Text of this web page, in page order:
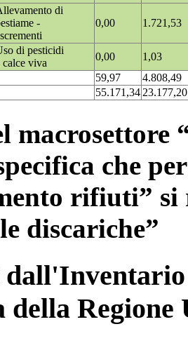
di
-
0,00 1.721,53
di pesticidi
calce viva
0,00
1,03
59,97
4.808,49
55.171,3423.177,20
macrosettore
che
rifiuti”
discariche”
della